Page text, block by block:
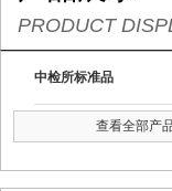
PRODUCT
中检所标准品
查看全部产